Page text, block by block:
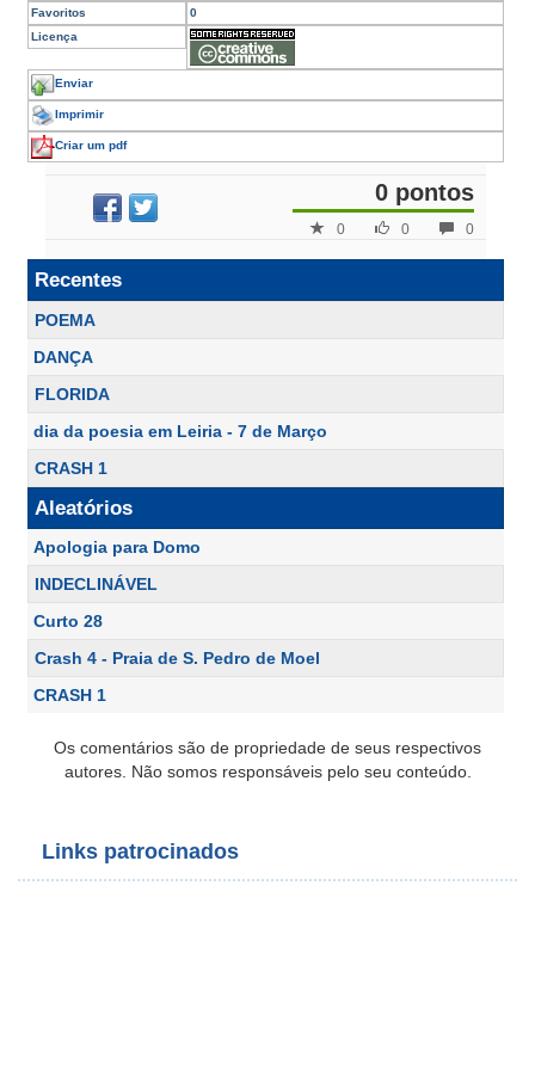
Favoritos
0
Licença
Enviar
Imprimir
Criar um pdf
0 pontos
0
0
0
Recentes
POEMA
DANÇA
FLORIDA
dia da poesia em Leiria - 7 de Março
CRASH 1
Aleatórios
Apologia para Domo
INDECLINÁVEL
Curto 28
Crash 4 - Praia de S. Pedro de Moel
CRASH 1
Os comentários são de propriedade de seus respectivos
autores. Não somos responsáveis pelo seu conteúdo.
Links patrocinados